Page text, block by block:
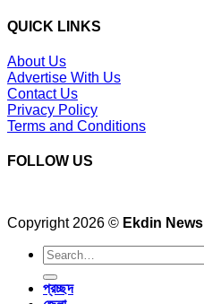
QUICK LINKS
About Us
Advertise With Us
Contact Us
Privacy Policy
Terms and Conditions
FOLLOW US
Copyright 2026 © Ekdin News
প্রচ্ছদ